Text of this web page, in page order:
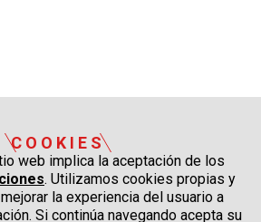
COOKIES
web implica la aceptación de los
. Utilizamos cookies propias y
la experiencia del usuario a
Si continúa navegando acepta su